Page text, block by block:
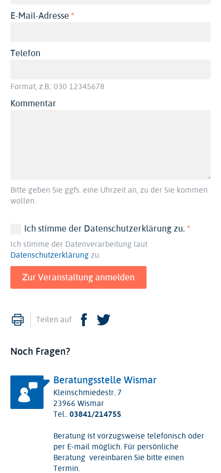
E-Mail-Adresse(erforderlich)
Telefon
Format, z.B.: 030 12345678
Kommentar
Bitte geben Sie ggfs. eine Uhrzeit an, zu der Sie kommen
wollen.
Ich stimme der Datenschutzerklärung zu.
Ich stimme der Datenverarbeitung laut
Datenschutzerklärungzu.
Drucken
Teilen auf Facebook
Noch Fragen?
Beratungsstelle Wismar
Kleinschmiedestr. 7
23966 Wismar
Tel..03841/214755
Beratung ist vorzugsweise telefonisch oder
per E-mail möglich. Für persönliche
Beratung vereinbaren Sie bitte einen
Termin.